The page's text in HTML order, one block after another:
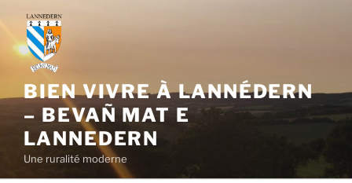
contenu
principal
BIEN VIVRE À LANNÉDERN
– BEVAÑ MAT E
LANNEDERN
Une ruralité moderne